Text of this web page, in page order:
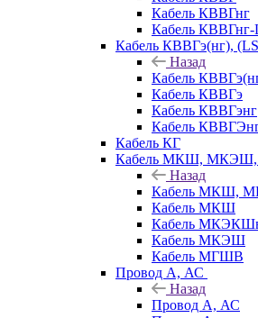
Кабель КВВГнг
Кабель КВВГнг-
Кабель КВВГэ(нг),
Назад
Кабель
Кабель КВВГэ
Кабель КВВГэнг
Кабель
Кабель КГ
Кабель МКШ,
Назад
Кабель МКШ,
Кабель МКШ
Кабель
Кабель МКЭШ
Кабель МГШВ
Провод А, АС
Назад
Провод А, АС